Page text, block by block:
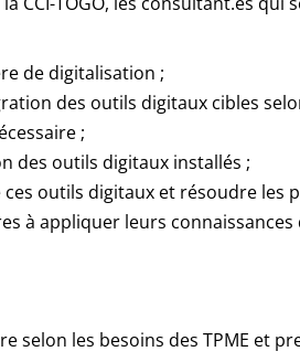
de digitalisation ;
des outils digitaux cibles
;
des outils digitaux installés ;
outils digitaux et résoudre les
à appliquer leurs
les besoins des TPME et